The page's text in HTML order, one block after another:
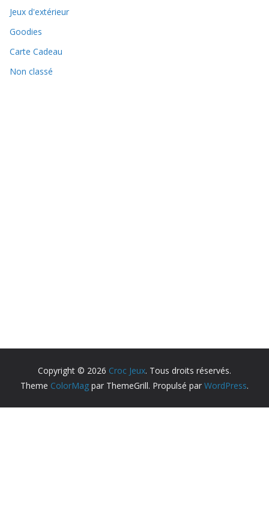
Jeux d'extérieur
Goodies
Carte Cadeau
Non classé
Copyright © 2026 Croc Jeux. Tous droits réservés.
Theme ColorMag par ThemeGrill. Propulsé par WordPress.